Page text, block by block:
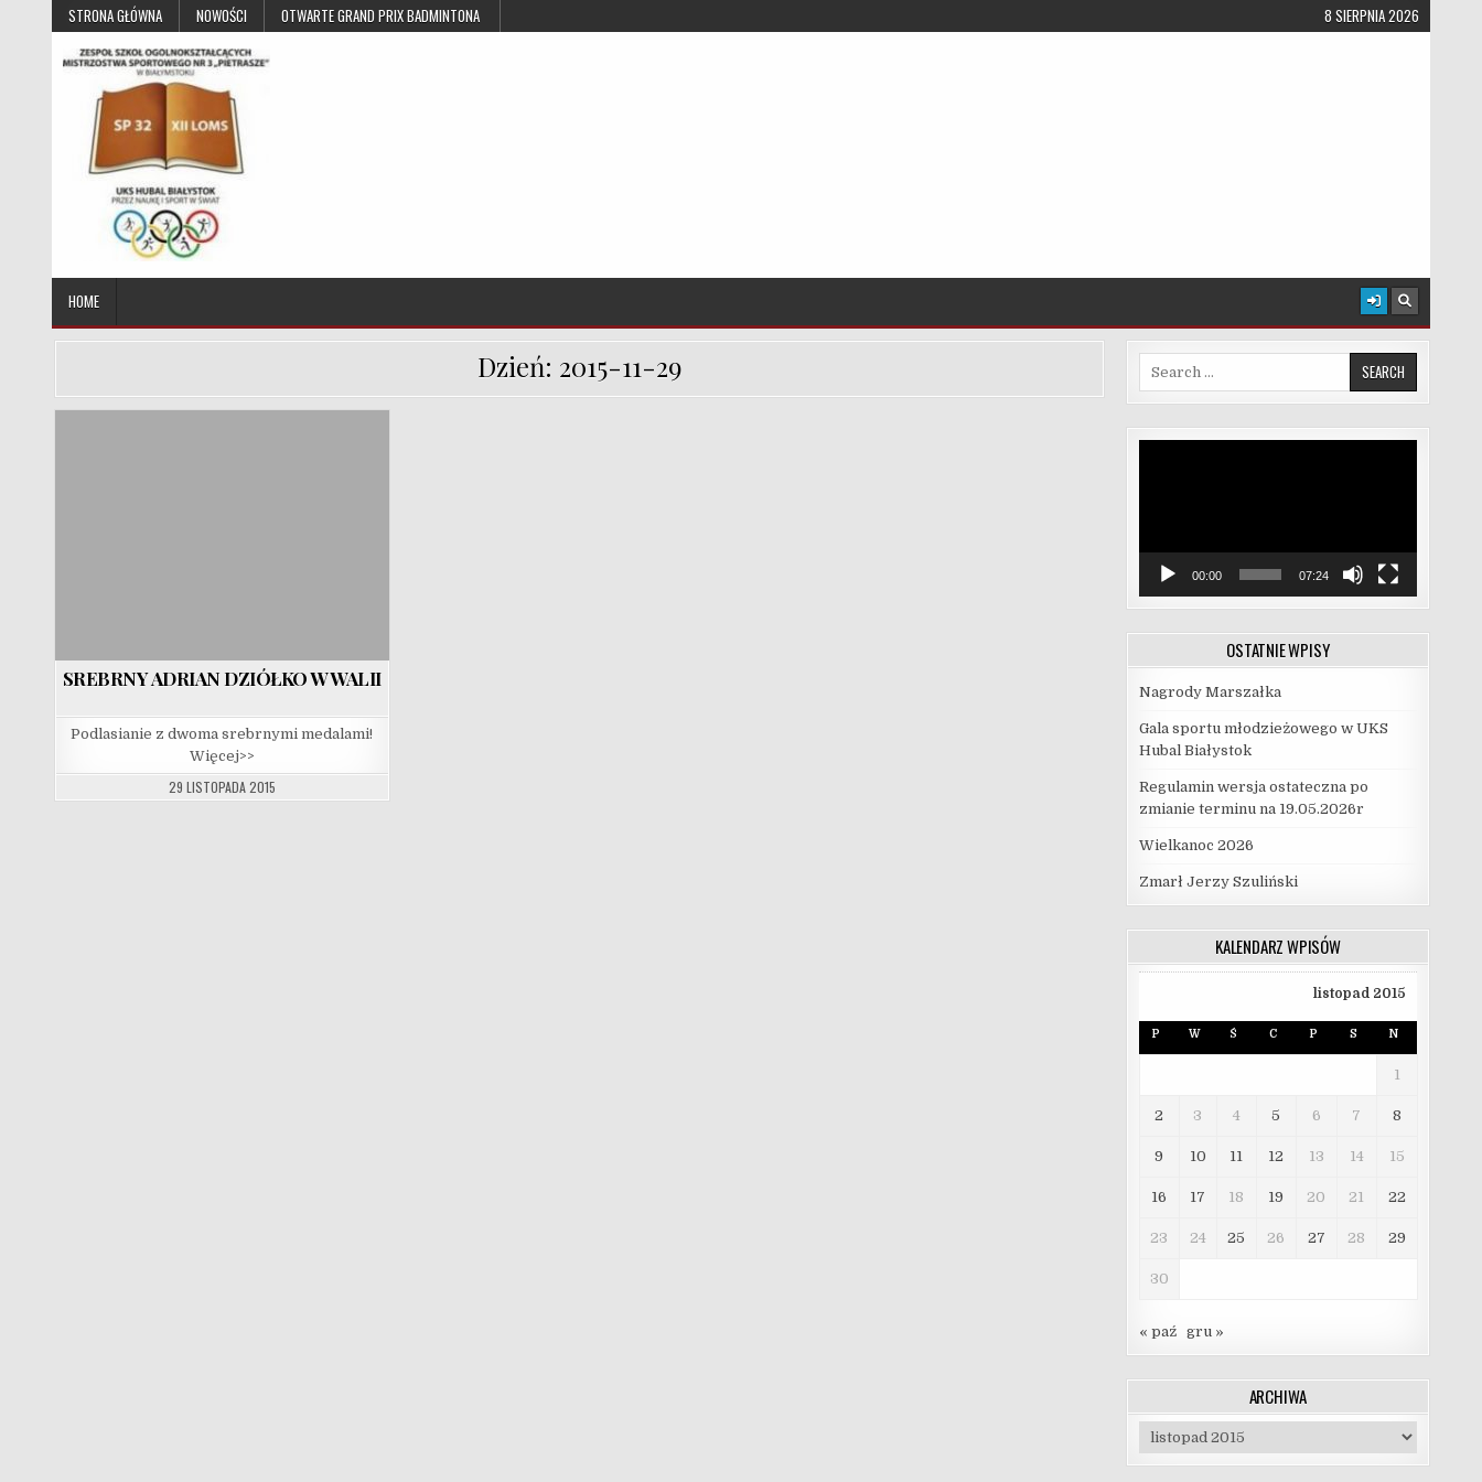
Skip to contentSTRONA GŁÓWNA NOWOŚCI OTWARTE GRAND PRIX BADMINTONA 8 SIERPNIA 2026
UKS Hubal Białystok
HOME
Dzień: 2015-11-29
SREBRNY ADRIAN DZIÓŁKO W WALII
Podlasianie z dwoma srebrnymi medalami!
Więcej>>
29 LISTOPADA 2015
Search for:
00:00 07:24
OSTATNIE WPISY
Nagrody Marszałka
Gala sportu młodzieżowego w UKS
Hubal Białystok
Regulamin wersja ostateczna po
zmianie terminu na 19.05.2026r
Wielkanoc 2026
Zmarł Jerzy Szuliński
KALENDARZ WPISÓW
listopad 2015
P W Ś C P S N
1
2 3 4 5 6 7 8
9 10 11 12 13 14 15
16 17 18 19 20 21 22
23 24 25 26 27 28 29
30
« paź gru »
ARCHIWA
Archiwa